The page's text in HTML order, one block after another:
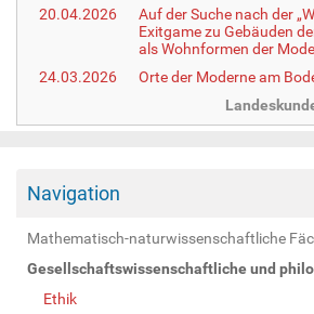
20.04.2026
Auf der Suche nach der
Exitgame zu Gebäuden
als Wohnformen der
24.03.2026
Orte der Moderne am
Navigation
Mathematisch-naturwissenschaftliche
Gesellschaftswissenschaftliche und
Ethik